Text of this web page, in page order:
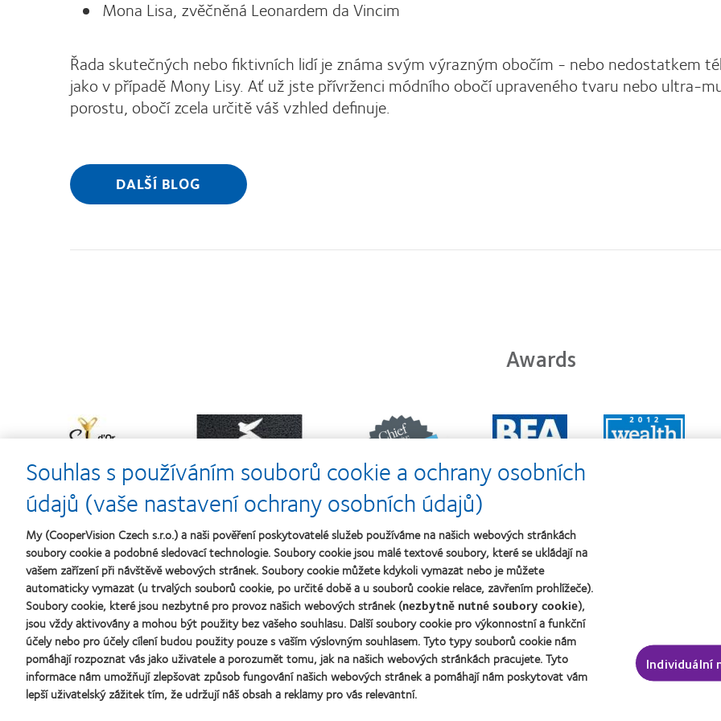
Mona Lisa, zvěčněná Leonardem da Vincim
Řada skutečných nebo fiktivních lidí je známa svým výrazným obočím - nebo nedostatkem
jako v případě Mony Lisy. Ať už jste přívrženci módního obočí upraveného tvaru nebo ultra-
porostu, obočí zcela určitě váš vzhled definuje.
DALŠÍ BLOG
Awards
more
Cena
Silmo
d’Or
za
nejlepší
výrobek
pro
čočky
MyDay™
(2013)
Learn
more
Kontaktní
čočky
roku
(2013)
Learn
more
Nejlepší
společnosti
pro
vedoucí
roku
2012
a
2010
(2012)
Learn
more
Cena
2011
(2011)
Learn
more
Naše produkty
Technologie kontaktních čoček
Najděte ty pravé čočky pro vás
Kontaktní čočky a zrak
Nový uživatel
Zkušený uživatel
Blog
O společnosti CooperVision
Kariéra v CooperVision
Kontaktujte nás
Souhlas s používáním souborů cookie a ochrany osobních
údajů (vaše nastavení ochrany osobních údajů)
My (CooperVision Czech s.r.o.) a naši pověření poskytovatelé služeb používáme na našich webových stránkách
soubory cookie a podobné sledovací technologie. Soubory cookie jsou malé textové soubory, které se ukládají na
vašem zařízení při návštěvě webových stránek. Soubory cookie můžete kdykoli vymazat nebo je můžete
automaticky vymazat (u trvalých souborů cookie, po určité době a u souborů cookie relace, zavřením prohlížeče).
Soubory cookie, které jsou nezbytné pro provoz našich webových stránek (nezbytně nutné soubory cookie),
jsou vždy aktivovány a mohou být použity bez vašeho souhlasu. Další soubory cookie pro výkonnostní a funkční
účely nebo pro účely cílení budou použity pouze s vaším výslovným souhlasem. Tyto typy souborů cookie nám
pomáhají rozpoznat vás jako uživatele a porozumět tomu, jak na našich webových stránkách pracujete. Tyto
informace nám umožňují zlepšovat způsob fungování našich webových stránek a pomáhají nám poskytovat vám
lepší uživatelský zážitek tím, že udržují náš obsah a reklamy pro vás relevantní.
Individuální